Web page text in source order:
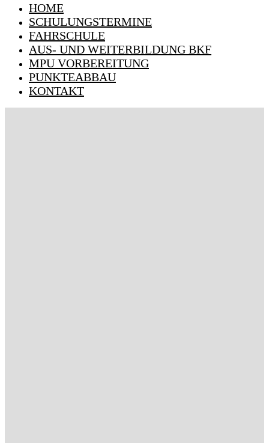
HOME
SCHULUNGSTERMINE
FAHRSCHULE
AUS- UND WEITERBILDUNG BKF
MPU VORBEREITUNG
PUNKTEABBAU
KONTAKT